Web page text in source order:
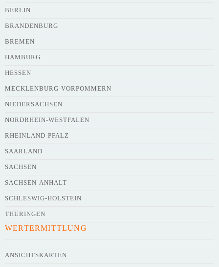
Webseite
Kurze Beschreibung des Flohmarkts
Kontaktdaten des Veranstalters
BERLIN
BRANDENBURG
BREMEN
HAMBURG
HESSEN
MECKLENBURG-VORPOMMERN
NIEDERSACHSEN
NORDRHEIN-WESTFALEN
RHEINLAND-PFALZ
SAARLAND
SACHSEN
SACHSEN-ANHALT
SCHLESWIG-HOLSTEIN
THÜRINGEN
WERTERMITTLUNG
ANSICHTSKARTEN